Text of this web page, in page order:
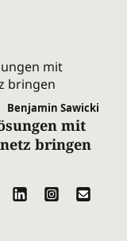
Benjamin Sawicki
mit
bringen